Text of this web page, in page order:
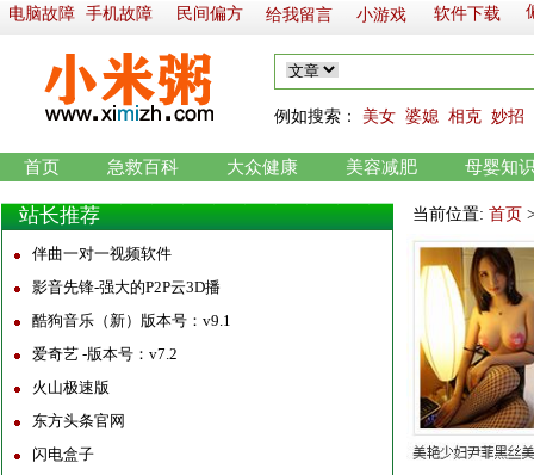
首页 急救百科 大众健康 美容减肥 母婴知
软件下载
小游戏
手机故障 民间偏方 给我留言
例如搜索： 美女 婆媳 相克 妙招
电脑故障
站长推荐
伴曲一对一视频软件
影音先锋-强大的P2P云3D播
酷狗音乐（新）版本号：v9.1
爱奇艺 -版本号：v7.2
火山极速版
东方头条官网
闪电盒子
当前位置: 首页